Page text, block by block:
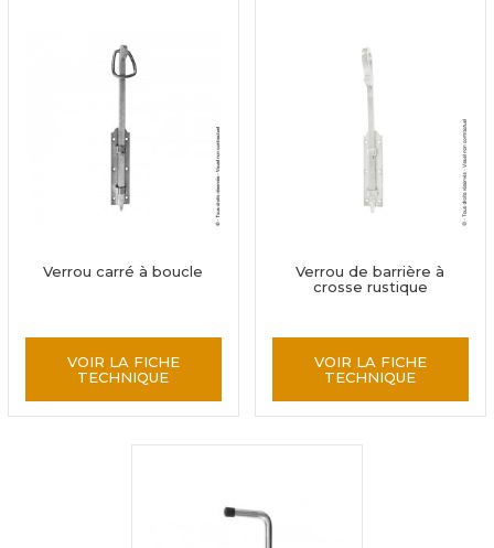
Verrou carré à boucle
VOIR LA FICHE
TECHNIQUE
Verrou de barrière à
crosse rustique
VOIR LA FICHE
TECHNIQUE